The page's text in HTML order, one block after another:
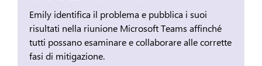
Emily identifica il problema e pubblica i suoi
risultati nella riunione Microsoft Teams affinché
tutti possano esaminare e collaborare alle corrette
fasi di mitigazione.